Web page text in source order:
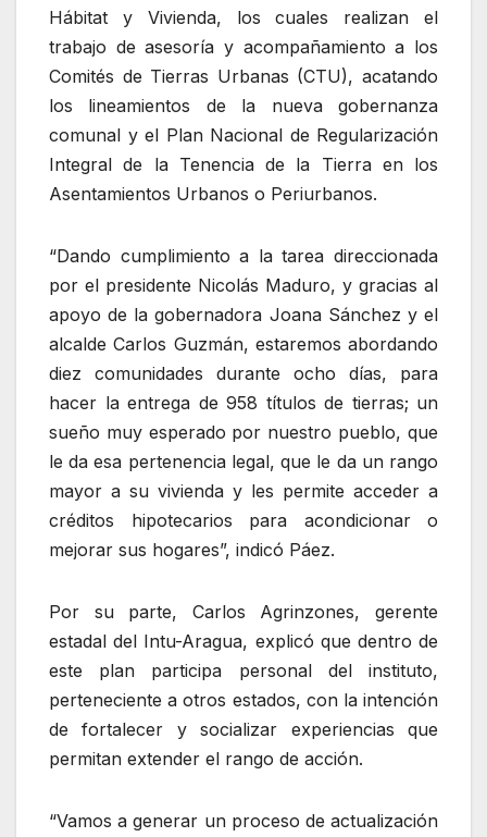
Hábitat y Vivienda, los cuales realizan el
trabajo de asesoría y acompañamiento a los
Comités de Tierras Urbanas (CTU), acatando
los lineamientos de la nueva gobernanza
comunal y el Plan Nacional de Regularización
Integral de la Tenencia de la Tierra en los
Asentamientos Urbanos o Periurbanos.
“Dando cumplimiento a la tarea direccionada
por el presidente Nicolás Maduro, y gracias al
apoyo de la gobernadora Joana Sánchez y el
alcalde Carlos Guzmán, estaremos abordando
diez comunidades durante ocho días, para
hacer la entrega de 958 títulos de tierras; un
sueño muy esperado por nuestro pueblo, que
le da esa pertenencia legal, que le da un rango
mayor a su vivienda y les permite acceder a
créditos hipotecarios para acondicionar o
mejorar sus hogares”, indicó Páez.
Por su parte, Carlos Agrinzones, gerente
estadal del Intu-Aragua, explicó que dentro de
este plan participa personal del instituto,
perteneciente a otros estados, con la intención
de fortalecer y socializar experiencias que
permitan extender el rango de acción.
“Vamos a generar un proceso de actualización